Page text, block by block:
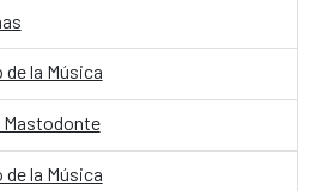
de la Música
la Música